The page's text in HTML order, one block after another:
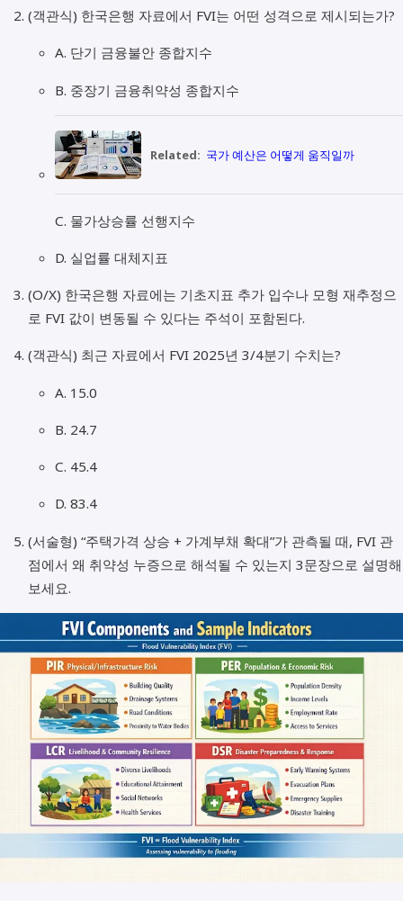
(객관식) 한국은행 자료에서 FVI는 어떤 성격으로 제시되는가?
A. 단기 금융불안 종합지수
B. 중장기 금융취약성 종합지수
Related: 국가 예산은 어떻게 움직일까
C. 물가상승률 선행지수
D. 실업률 대체지표
(O/X) 한국은행 자료에는 기초지표 추가 입수나 모형 재추정으
로 FVI 값이 변동될 수 있다는 주석이 포함된다.
(객관식) 최근 자료에서 FVI 2025년 3/4분기 수치는?
A. 15.0
B. 24.7
C. 45.4
D. 83.4
(서술형) “주택가격 상승 + 가계부채 확대”가 관측될 때, FVI 관
점에서 왜 취약성 누증으로 해석될 수 있는지 3문장으로 설명해
보세요.